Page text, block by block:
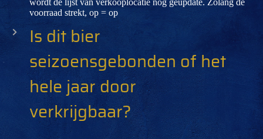
wordt de lijst van verkooplocatie nog geupdate. Zolang de
voorraad strekt, op = op
Is dit bier
seizoensgebonden of het
hele jaar door
verkrijgbaar?